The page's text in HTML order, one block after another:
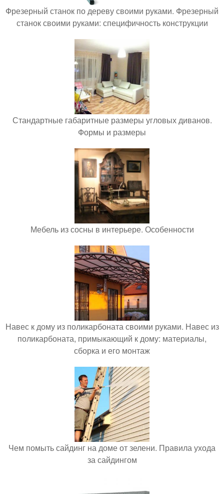
Фрезерный станок по дереву своими руками. Фрезерный
станок своими руками: специфичность конструкции
Стандартные габаритные размеры угловых диванов.
Формы и размеры
Мебель из сосны в интерьере. Особенности
Навес к дому из поликарбоната своими руками. Навес из
поликарбоната, примыкающий к дому: материалы,
сборка и его монтаж
Чем помыть сайдинг на доме от зелени. Правила ухода
за сайдингом